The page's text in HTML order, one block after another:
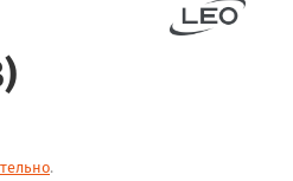
.